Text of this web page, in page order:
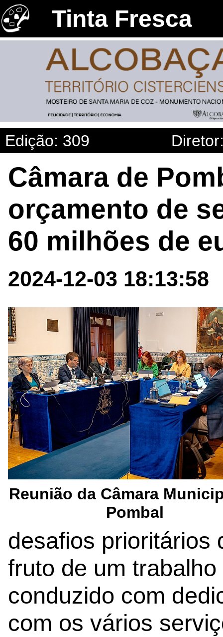
Tinta Fresca
Edição: 309
Câmara de
orçamento de
60 milhões de
2024-12-03 18:13:58
Reunião da Câmara
Pombal
desafios prioritários
fruto de um
conduzido com
com os vários